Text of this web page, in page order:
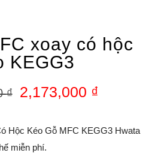
xoay có hộc
KEGG3
₫ 2,173,000 ₫
Hộc Kéo Gỗ MFC KEGG3 Hwata
miễn phí.